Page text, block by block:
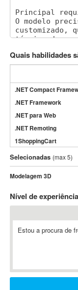
Quais habilidades
.NET Compact
.NET Framework
.NET para Web
.NET Remoting
1ShoppingCart
3DS Max
3GSM
4D Dimension
802.11
A&P
A2Billing
ABAP
Selecionadas (max 5)
Modelagem 3D
Nível de
Estou a procura de